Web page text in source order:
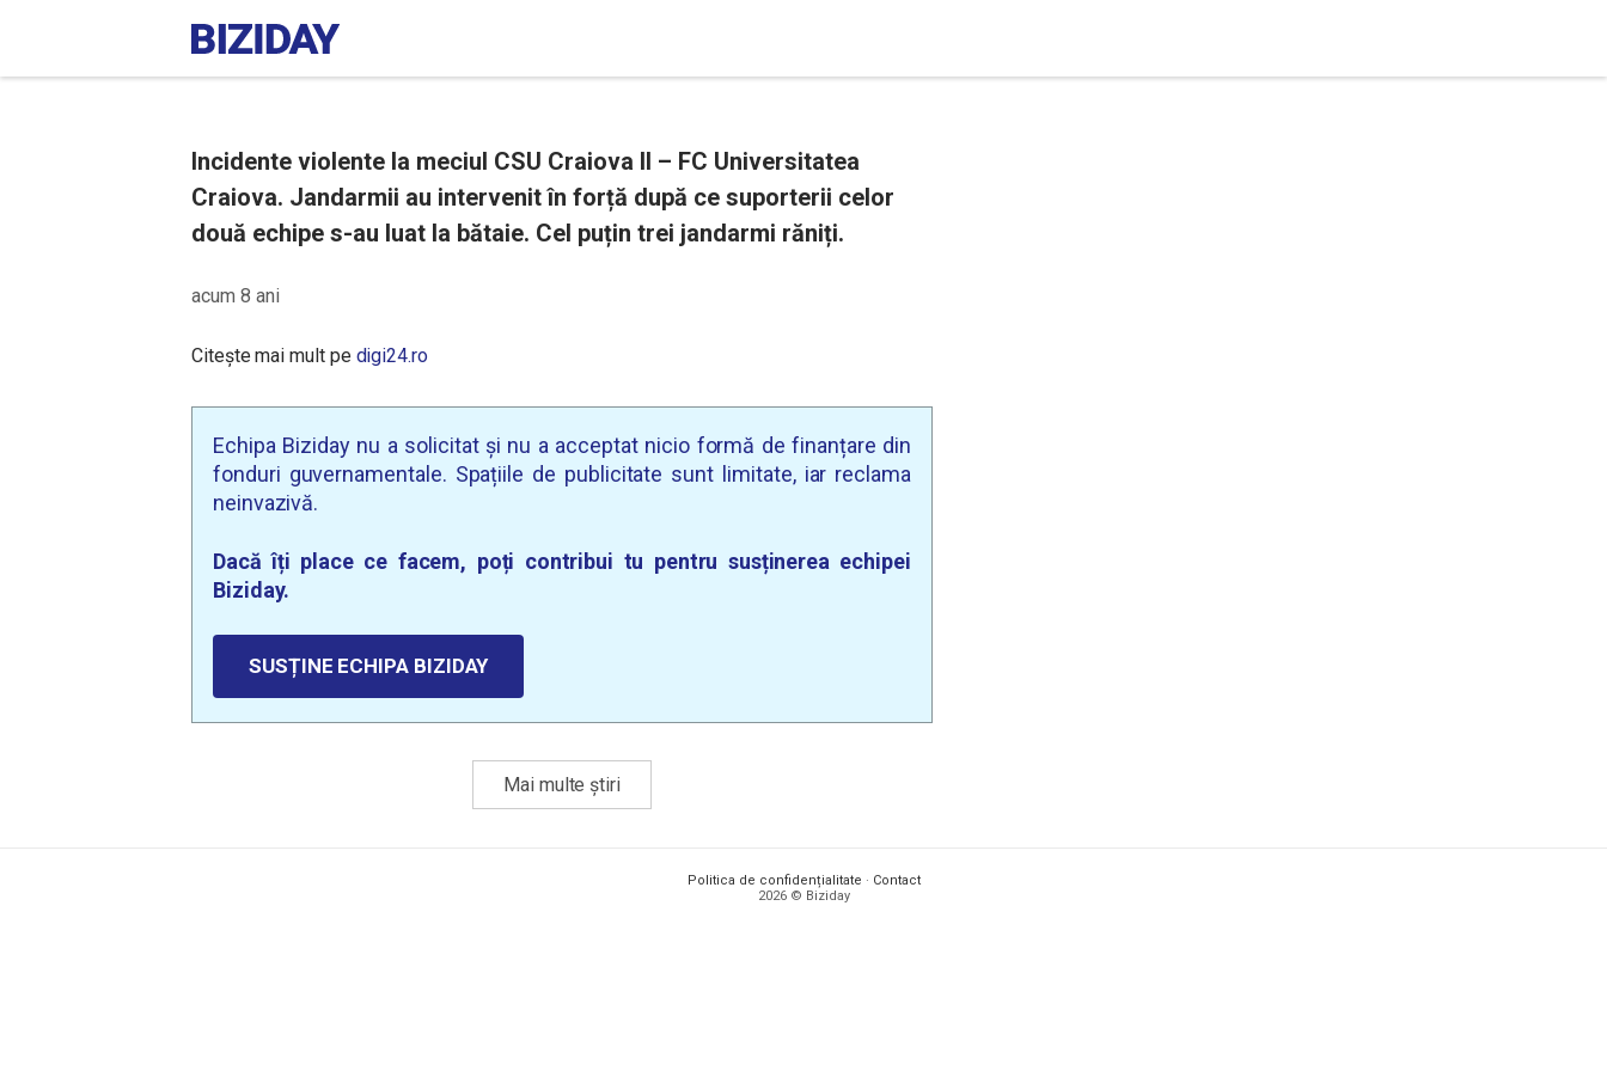
Incidente violente la meciul CSU Craiova II – FC Universitatea
Craiova. Jandarmii au intervenit în forță după ce suporterii celor
două echipe s-au luat la bătaie. Cel puțin trei jandarmi răniți.
acum 8 ani
Citește mai mult pe digi24.ro
Echipa Biziday nu a solicitat și nu a acceptat nicio formă de finanțare din
fonduri guvernamentale. Spațiile de publicitate sunt limitate, iar reclama
neinvazivă.
Dacă îți place ce facem, poți contribui tu pentru susținerea echipei
Biziday.
SUSȚINE ECHIPA BIZIDAY
Mai multe știri
Politica de confidențialitate · Contact
2026 © Biziday